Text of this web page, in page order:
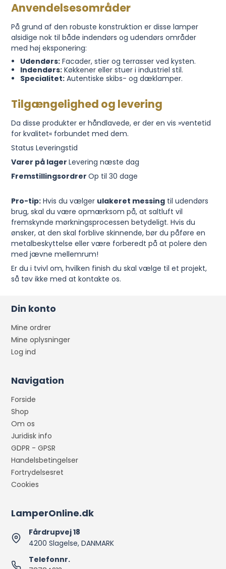
Anvendelsesområder
På grund af den robuste konstruktion er disse lamper
alsidige nok til både indendørs og udendørs områder
med høj eksponering:
Udendørs:Facader, stier og terrasser ved kysten.
Indendørs:Køkkener eller stuer i industriel stil.
Specialitet:Autentiske skibs- og dæklamper.
Tilgængelighed og levering
Da disse produkter er håndlavede, er der en vis »ventetid
for kvalitet« forbundet med dem.
Status Leveringstid
Varer på lagerLevering næste dag
FremstillingsordrerOp til 30 dage
Pro-tip: Hvis du vælger ulakeret messing til udendørs
brug, skal du være opmærksom på, at saltluft vil
fremskynde mørkningsprocessen betydeligt. Hvis du
ønsker, at den skal forblive skinnende, bør du påføre en
metalbeskyttelse eller være forberedt på at polere den
med jævne mellemrum!
Er du i tvivl om, hvilken finish du skal vælge til et projekt,
så tøv ikke med at kontakte os.
Din konto
Mine ordrer
Mine oplysninger
Log ind
Navigation
Forside
Shop
Om os
Juridisk info
GDPR - GPSR
Handelsbetingelser
Fortrydelsesret
Cookies
LamperOnline.dk
Fårdrupvej 18
4200 Slagelse, DANMARK
Telefonnr.